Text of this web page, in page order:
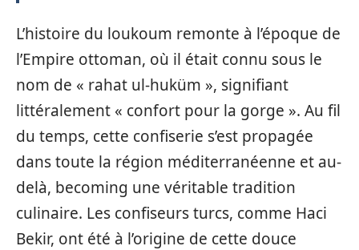
L’histoire du loukoum remonte à l’époque de
l’Empire ottoman, où il était connu sous le
nom de « rahat ul-huküm », signifiant
littéralement « confort pour la gorge ». Au fil
du temps, cette confiserie s’est propagée
dans toute la région méditerranéenne et au-
delà, becoming une véritable tradition
culinaire. Les confiseurs turcs, comme Haci
Bekir, ont été à l’origine de cette douce